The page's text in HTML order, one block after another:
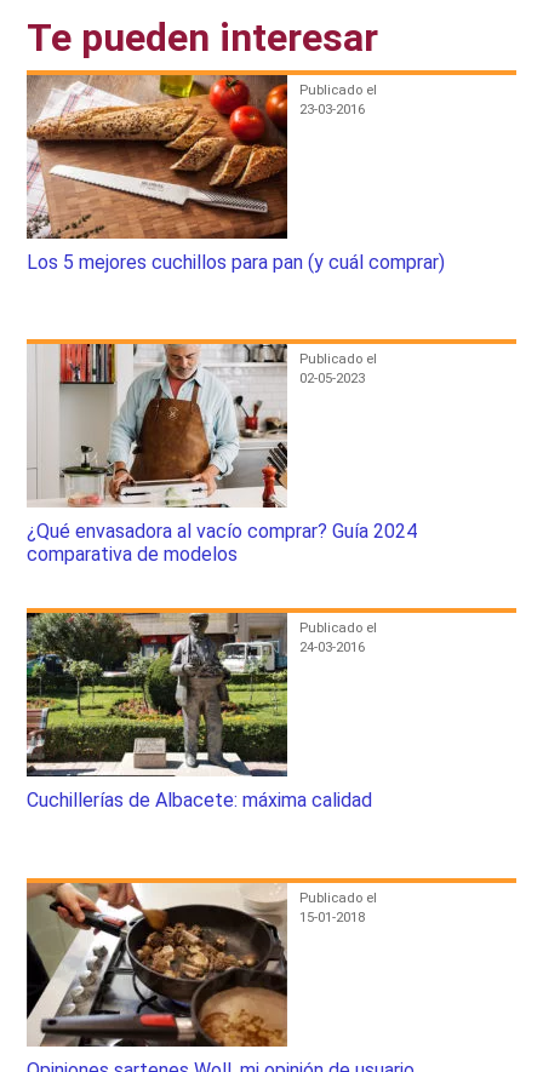
Te pueden interesar
Publicado el
23-03-2016
Los 5 mejores cuchillos para pan (y cuál comprar)
Publicado el
02-05-2023
¿Qué envasadora al vacío comprar? Guía 2024
comparativa de modelos
Publicado el
24-03-2016
Cuchillerías de Albacete: máxima calidad
Publicado el
15-01-2018